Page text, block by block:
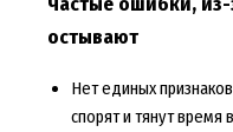
остывают
Нет единых
спорят и тянут время